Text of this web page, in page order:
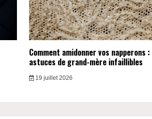
Comment amidonner vos napperons :
astuces de grand-mère infaillibles
19 juillet 2026